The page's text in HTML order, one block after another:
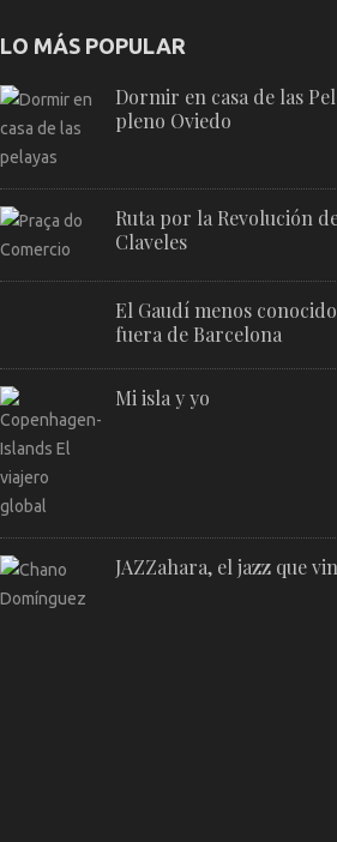
LO MÁS POPULAR
Dormir en casa de las
pleno Oviedo
Ruta por la Revolución
Claveles
El Gaudí menos
fuera de Barcelona
Mi isla y yo
JAZZahara, el jazz que